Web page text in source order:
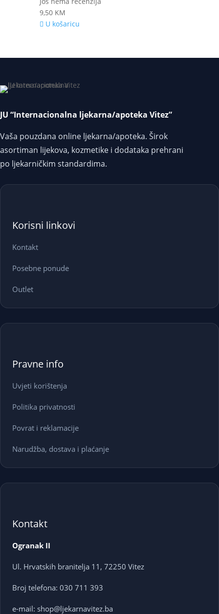
9,50 KM
U košaricu
JU “Internacionalna ljekarna/apoteka Vitez”
Vaša pouzdana online ljekarna/apoteka. Širok
asortiman lijekova, kozmetike i dodataka prehrani
po ljekarničkim standardima.
Korisni linkovi
Kontakt
Posebne ponude
Outlet
Pravne info
Uvjeti korištenja
Politika privatnosti
Povrat i reklamacije
Narudžba, dostava i plaćanje
Kontakt
Ogranak II
Ul. Hrvatskih branitelja 11, 72250 Vitez
Broj telefona: 030 711 393
e-mail: shop@ljekarnavitez.ba